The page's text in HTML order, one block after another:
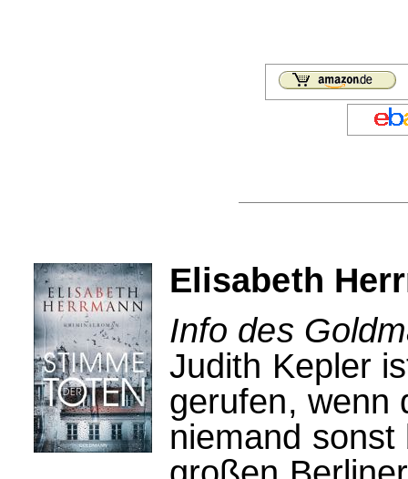
Elisabeth
Info des
Judith Kepler
gerufen, wenn
niemand